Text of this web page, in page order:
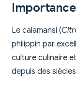
Le calamansi (
philippin par
culture culinaire
depuis des